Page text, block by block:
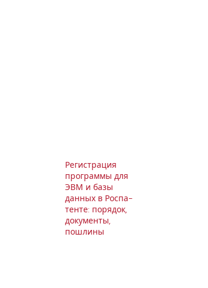
Ре­ги­стра­ция
про­грам­мы для
ЭВМ и базы
данных в Ро­с­па­
тен­те: порядок,
до­ку­мен­ты,
пошлины